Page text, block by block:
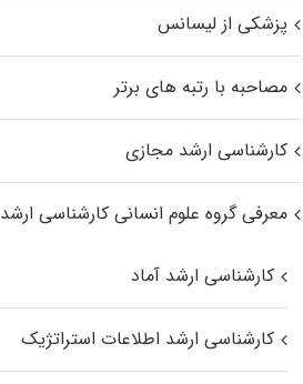
پزشکی از لیسانس
مصاحبه با رتبه های برتر
کارشناسی ارشد مجازی
معرفی گروه علوم انسانی کارشناسی ارشد
کارشناسی ارشد آماد
کارشناسی ارشد اطلاعات استراتژیک